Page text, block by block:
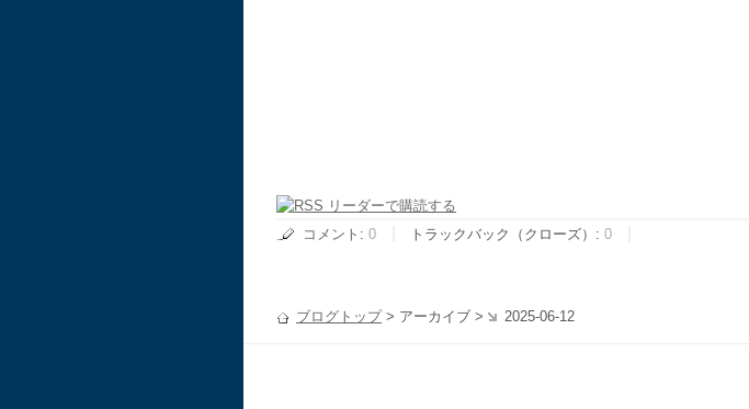
コメント : 0 トラックバック（クローズ）: 0
ブログトップ> アーカイブ > 2025-06-12